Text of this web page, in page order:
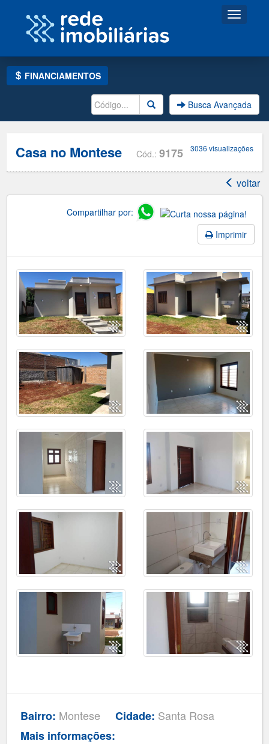
Toggle
FINANCIAMENTOS
Busca Avançada
Casa no Montese Cód.:9175 3036 visualizações
voltar
Compartilhar por:
Imprimir
Bairro: Montese Cidade: Santa Rosa
Mais informações: